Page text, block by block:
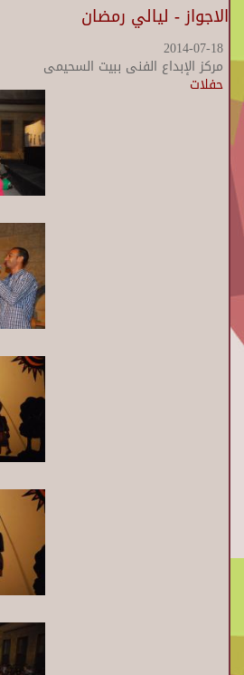
الاجواز - ليالي رمضان
2014-07-18
مركز الإبداع الفنى ببيت السحيمى
حفلات